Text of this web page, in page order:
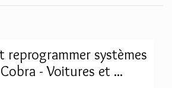
reprogrammer systèmes
- Voitures et ...